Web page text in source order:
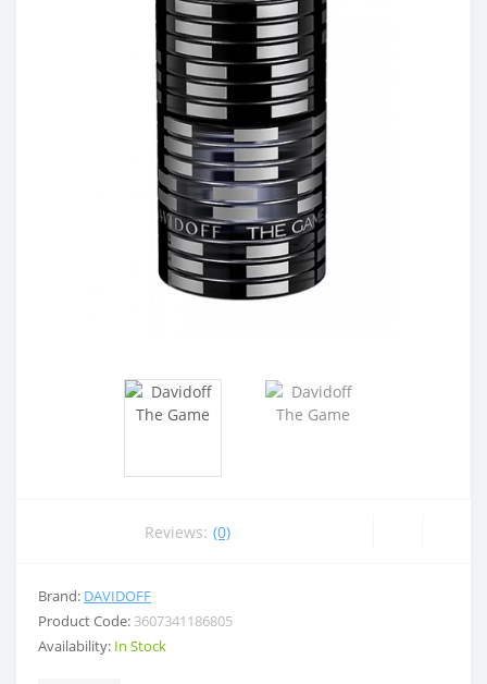
Reviews: (0)
Brand: DAVIDOFF
Product Code: 3607341186805
Availability: In Stock